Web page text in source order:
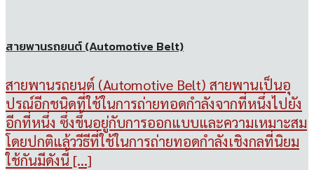
สายพานรถยนต์ (Automotive Belt)
สายพานรถยนต์ (Automotive Belt) สายพานเป็นอุ
ปรณ์อีกชนิดที่ใช้ในการถ่ายทอดกำลังจากที่หนึ่งไปยัง
อีกที่หนึ่ง ซึ่งขึ้นอยู่กับการออกแบบและความเหมาะสม
โดยปกติแล้ววีธีที่ใช้ในการถ่ายทอดกำลังเชิงกลที่นิยม
ใช้กันมีดังนี้ [...]